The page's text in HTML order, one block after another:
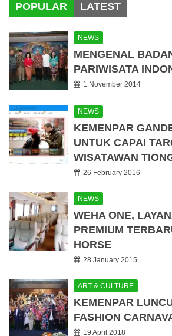
POPULAR LATEST
NEWS
MENGENAL
PARIWISATA
1 November 2014
NEWS
KEMENPAR
UNTUK CAPAI
WISATAWAN
26 February 2016
NEWS
WEHA ONE,
PREMIUM
HORSE
28 January 2015
ART & CULTURE
KEMENPAR
FASHION
19 April 2018